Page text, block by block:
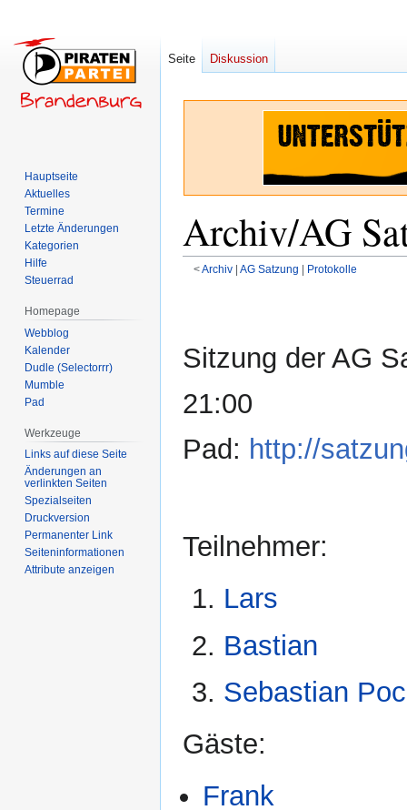
Archiv/AG
<Archiv‎ | AG Satzung ‎ | Protokolle
Sitzung der AG
21:00
Pad: http://
Teilnehmer:
Lars
Bastian
Sebastian
Gäste:
Frank
Seite Diskussion
Hauptseite
Aktuelles
Termine
Letzte Änderungen
Kategorien
Hilfe
Steuerrad
Homepage
Webblog
Kalender
Dudle (Selectorrr)
Mumble
Pad
Werkzeuge
Links auf diese Seite
Änderungen an
verlinkten Seiten
Spezialseiten
Druckversion
Permanenter Link
Seiten­­informationen
Attribute anzeigen